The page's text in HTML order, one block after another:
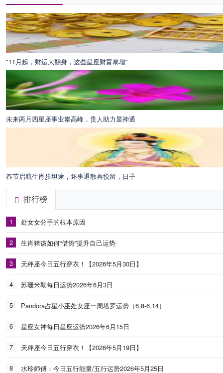
"11月起，财运大翻身，这些星座财富暴增"
未来两月四星座事业攀高峰，贵人助力显神通
春节启航生肖步坦途，坏事退散喜悦留，日子
排行榜
1 处女女分手的根本原因
2 生肖猪该如何“借势”提升自己运势
3 天秤座今日五行穿衣！【2026年5月30日】
4 苏珊米勒每日运势2026年6月3日
5 Pandora占星小巫处女座一周塔罗运势（6.8-6.14）
6 星座女神每日星座运势2026年6月15日
7 天秤座今日五行穿衣！【2026年5月19日】
8 水玲师傅：今日五行能量/五行运势2026年5月25日